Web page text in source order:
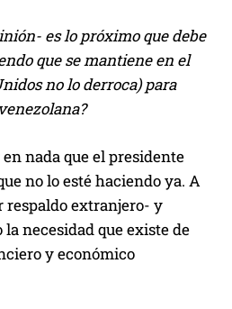
es lo próximo que debe
que se mantiene en el
no lo derroca) para
nada que el presidente
no lo esté haciendo ya. A
respaldo extranjero- y
necesidad que existe de
y económico